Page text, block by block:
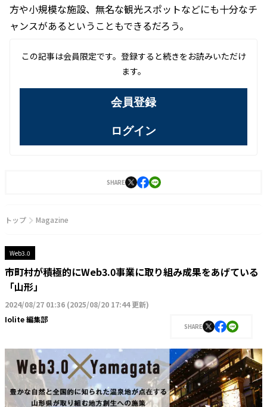
方や小規模な施設、無名な観光スポットなどにも十分なチ
ャンスがあるということもできるだろう。
この記事は会員限定です。登録すると続きをお読みいただけ
ます。
会員登録
ログイン
SHARE
トップ Magazine
Web3.0
市町村が積極的にWeb3.0事業に取り組み成果をあげている
「山形」
2024/08/27 01:36 (2025/08/20 17:44 更新)
Iolite 編集部
SHARE